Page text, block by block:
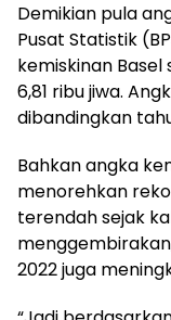
Demikian pula
Pusat Statistik
kemiskinan
6,81 ribu jiwa.
dibandingkan
Bahkan angka
menorehkan
terendah sejak
2022 juga